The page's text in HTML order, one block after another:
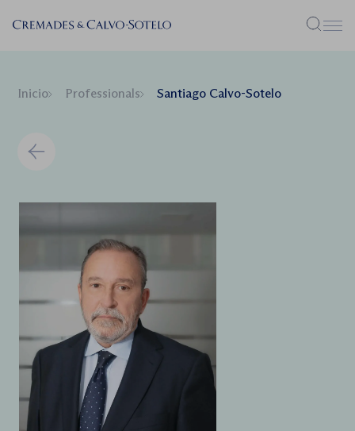
Menú
Inicio Professionals Santiago Calvo-Sotelo